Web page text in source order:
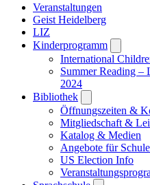
Veranstaltungen
Geist Heidelberg
LIZ
Kinderprogramm
International
Summer Reading
2024
Bibliothek
submenu
Öffnungszeiten &
Mitgliedschaft &
Katalog & Medien
Angebote für
US Election Info